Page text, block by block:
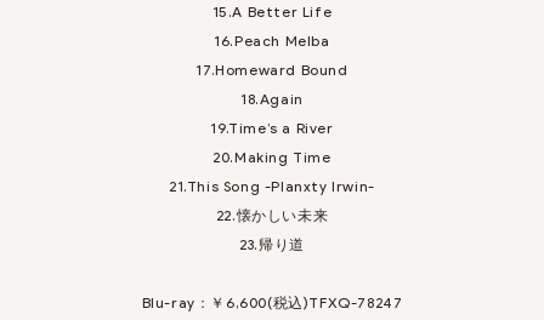
15.A Better Life
16.Peach Melba
17.Homeward Bound
18.Again
19.Time’s a River
20.Making Time
21.This Song -Planxty Irwin-
22.懐かしい未来
23.帰り道
Blu-ray：￥6,600(税込)TFXQ-78247